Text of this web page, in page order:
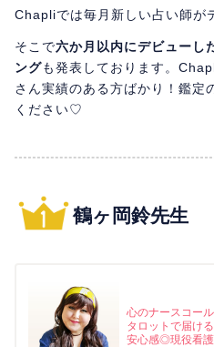
Chapliでは毎月新しい占い師が
そこで六か月以内にデビューし
ングも発表しております。
さん実績のある方ばかり！鑑定
ください♡
鶴ヶ岡鈴先生
心のナースコー
タロットで届け
安心感◎現役看